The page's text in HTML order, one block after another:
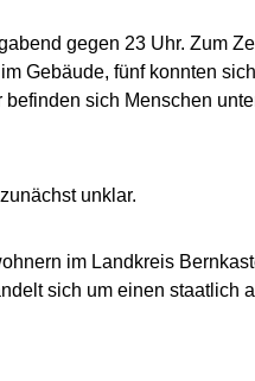
gegen 23 Uhr. Zum
Gebäude, fünf konnten
sich Menschen
unklar.
im Landkreis
sich um einen staatlich